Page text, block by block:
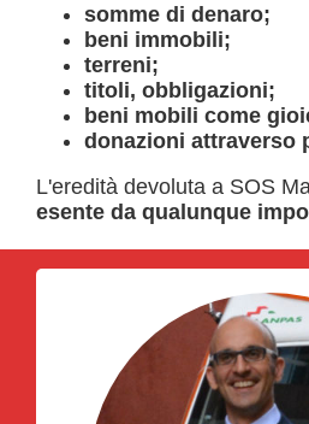
somme di denaro;
beni immobili;
terreni;
titoli, obbligazioni;
beni mobili come
donazioni attraverso
L'eredità devoluta a SOS
esente da qualunque